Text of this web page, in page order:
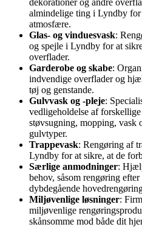
almindelige ting i Lyndby for
atmosfære.
Glas- og vinduesvask:
og spejle i Lyndby for at
overflader.
Garderobe og skabe:
indvendige overflader og
tøj og genstande.
Gulvvask og -pleje:
vedligeholdelse af
støvsugning, mopping, vask
gulvtyper.
Trappevask: Rengøring af
Lyndby for at sikre, at de
Særlige anmodninger:
behov, såsom rengøring
dybdegående
Miljøvenlige løsninger:
miljøvenlige
skånsomme mod både dit